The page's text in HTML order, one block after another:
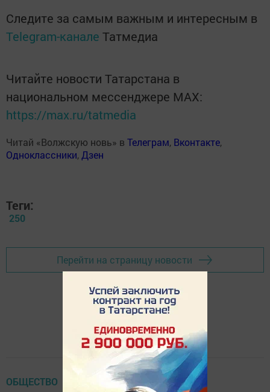
Следите за самым важным и интересным в
Telegram-канале Татмедиа
Читайте новости Татарстана в
национальном мессенджере MАХ:
https://max.ru/tatmedia
Читай «Волжскую новь» в Телеграм, Вконтакте,
Одноклассники, Дзен
Теги:
250
Перейти на страницу новости
ОБЩЕСТВО